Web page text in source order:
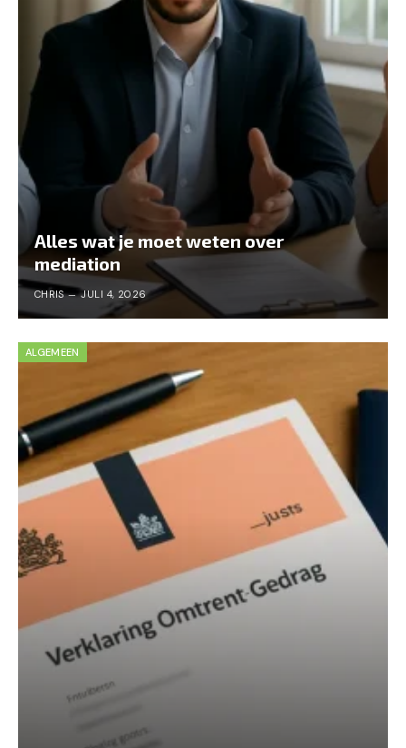
Alles wat je moet weten over
mediation
CHRIS JULI 4, 2026
ALGEMEEN